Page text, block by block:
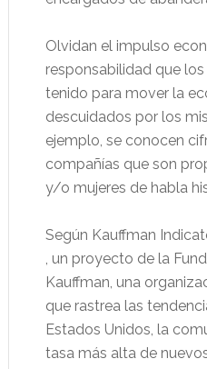
Olvidan el impulso
responsabilidad que
tenido para mover la
descuidados por los
ejemplo, se conocen
compañías que son
y/o mujeres de habla
Según Kauffman
, un proyecto de la
Kauffman, una
que rastrea las
Estados Unidos, la
tasa más alta de